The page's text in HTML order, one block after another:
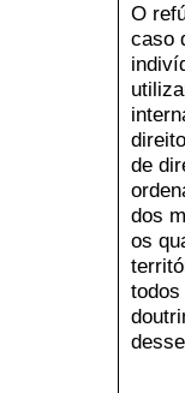
O
caso
de
dos
os